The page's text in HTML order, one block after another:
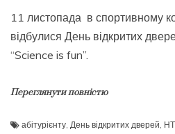
11 листопада в спортивному
відбулися День відкритих
“Science is fun”.
Переглянути повністю
абітурієнту, День відкритих дверей,